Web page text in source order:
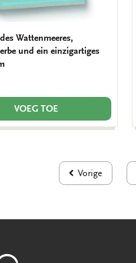
Wattenmeeres,
und ein einzigartiges
VOEG TOE
Vorige